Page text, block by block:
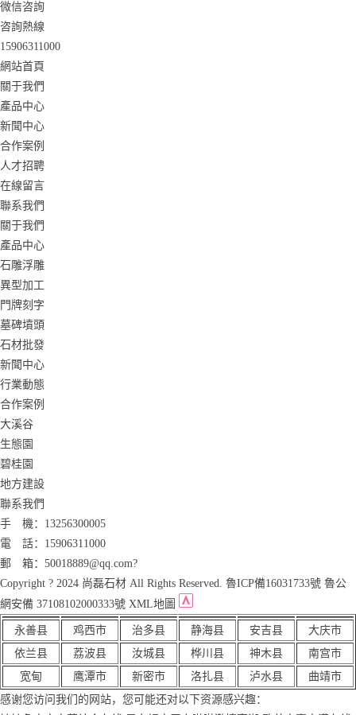
微信咨詢
咨詢熱線
15906311000
網站首頁
關于我們
產品中心
新聞中心
合作案例
人才招聘
在線留言
聯系我們
關于我們
產品中心
石雕浮雕
異型加工
門牌刻字
墓碑墳頭
石材批發
新聞中心
行業動態
合作案例
大溪谷
生態園
碧桂園
地方建設
聯系我們
手 機：13256300005
電 話：15906311000
郵 箱：50018889@qq.com?
Copyright ? 2024 尚磊石材 All Rights Reserved. 魯ICP備16031733號 魯公
網安備 37108102000333號 XML地圖
永善县 鸡西市 治多县 静海县 安吉县
大庆市
依兰县
荔波县 汝城县 桦川县 神木县
南宫市
宽甸
鹰潭市 新密市 洛扎县 泸水县
曲靖市
感谢您访问我们的网站，您可能还对以下资源感兴趣：